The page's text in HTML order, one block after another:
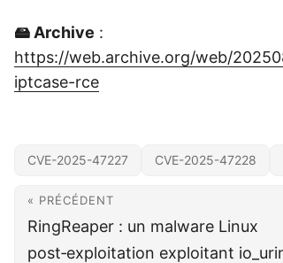
🖴 Archive :
https://web.archive.org/web/
iptcase-rce
CVE-2025-47227 CVE-2025-47228
« PRÉCÉDENT
RingReaper : un malware Linux
post‑exploitation exploitant